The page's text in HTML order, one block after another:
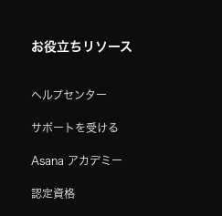
お役立ちリソース
ヘルプセンター
サポートを受ける
Asana アカデミー
認定資格